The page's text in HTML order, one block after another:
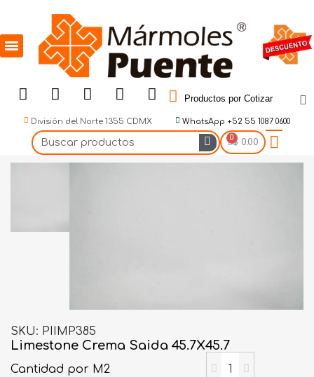
Productos por Cotizar
División del Norte 1355 CDMX WhatsApp +52 55 1087 0600
$ 0.00
SKU PIIMP385
Limestone Crema Saida 45.7X45.7
Cantidad por M2